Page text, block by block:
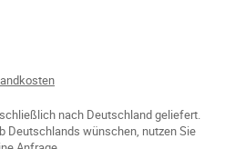
nach Deutschland geliefert.
Deutschlands wünschen, nutzen Sie